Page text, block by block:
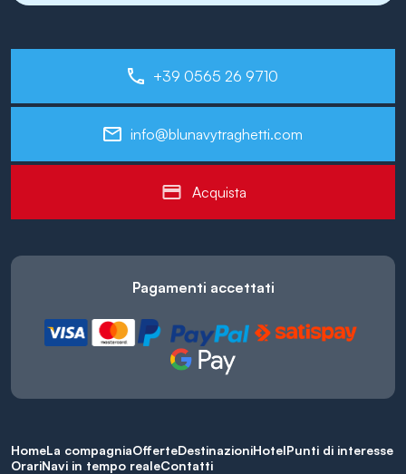
+39 0565 26 9710
info@blunavytraghetti.com
Acquista
Pagamenti accettati
HomeLa compagniaOfferteDestinazioniHotelPunti di interesse
OrariNavi in tempo realeContatti